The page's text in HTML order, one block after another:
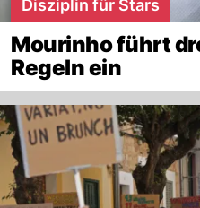
Disziplin für Stars
Mourinho führt
Regeln ein